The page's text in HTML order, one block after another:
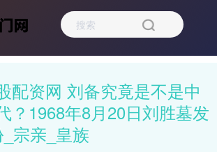
配资网 刘备究竟是不是中
？1968年8月20日刘胜墓发
宗亲_皇族